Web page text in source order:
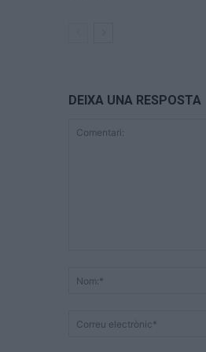
DEIXA UNA RESPOSTA